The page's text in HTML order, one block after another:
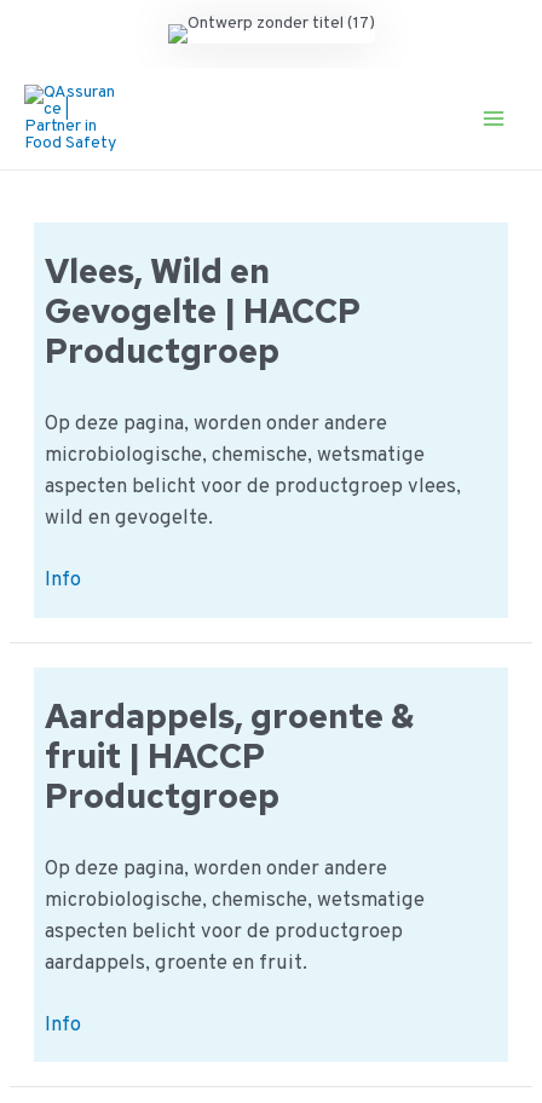
naar
Vlees, Wild en
Gevogelte | HACCP
Productgroep
Op deze pagina, worden onder andere
microbiologische, chemische, wetsmatige
aspecten belicht voor de productgroep vlees,
wild en gevogelte.
Vlees,
en
Gevogelte
HACCP
Productgroep
Info
Aardappels, groente &
fruit | HACCP
Productgroep
Op deze pagina, worden onder andere
microbiologische, chemische, wetsmatige
aspecten belicht voor de productgroep
aardappels, groente en fruit.
Aardappels,
&
Info